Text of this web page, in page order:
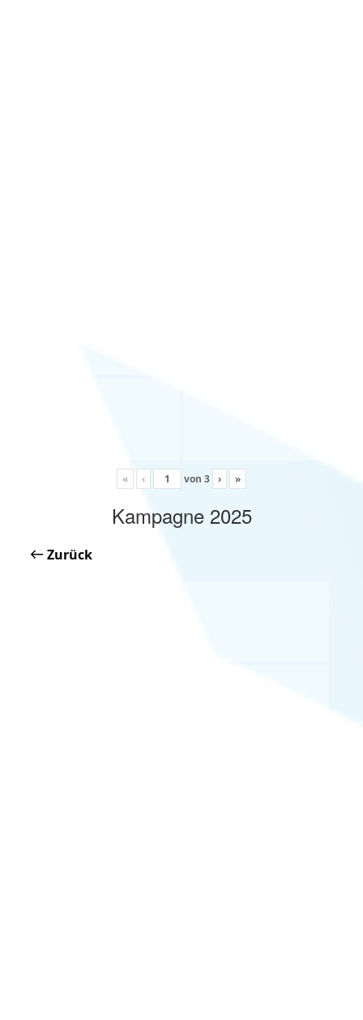
« ‹ von 3 › »
Kampagne 2025
Zurück